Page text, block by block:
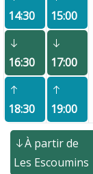
14:30
16:30
18:30
15:00
17:00
19:00
À partir de
Les Escoumins